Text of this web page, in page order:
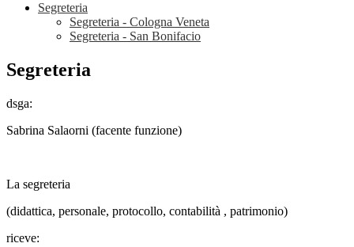
Segreteria
Segreteria - Cologna Veneta
Segreteria - San Bonifacio
Segreteria
dsga:
Sabrina Salaorni (facente funzione)
La segreteria
(didattica, personale, protocollo, contabilità , patrimonio)
riceve: